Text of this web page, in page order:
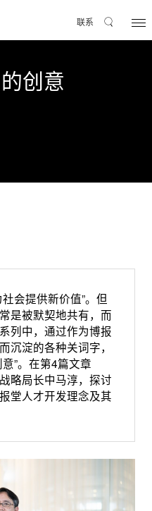
联系
创意
会提供新价值”。但
是被默契地共有，而
列中，通过作为博报
沉淀的各种关词字，
”。在第4篇文章
略局长中马淳，探讨
堂人才开发理念及其